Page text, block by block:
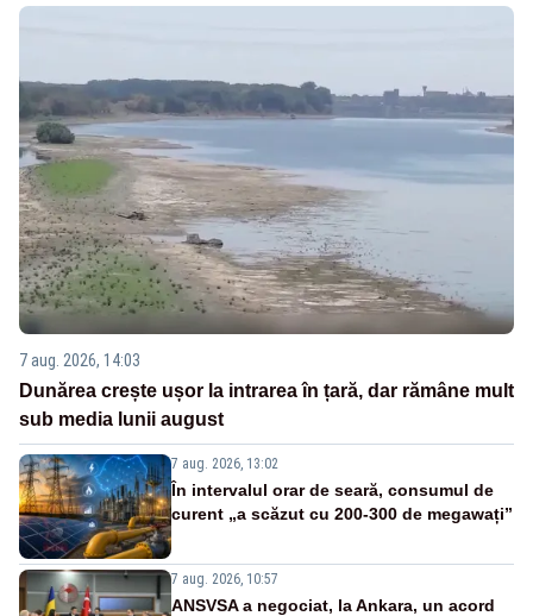
7 aug. 2026, 14:03
Dunărea crește ușor la intrarea în țară, dar rămâne mult
sub media lunii august
7 aug. 2026, 13:02
În intervalul orar de seară, consumul de
curent „a scăzut cu 200-300 de megawați”
7 aug. 2026, 10:57
ANSVSA a negociat, la Ankara, un acord